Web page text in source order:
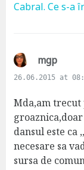
Cabral. Ce s-a
mgps
a
s
:
26.06.2015 at
Mda,am trecut
dansul este ca
necesare sa
sursa de